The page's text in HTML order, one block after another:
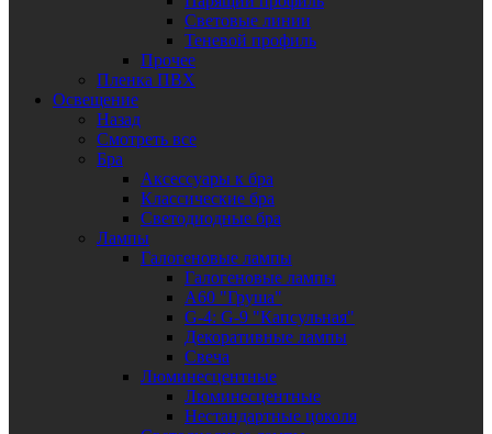
Световые линии
Теневой профиль
Прочее
Пленка ПВХ
Освещение
Назад
Смотреть все
Бра
Аксессуары к бра
Классические бра
Светодиодные бра
Лампы
Галогеновые лампы
Галогеновые лампы
A60 "Груша"
G-4: G-9 "Капсульная"
Декоративные лампы
Свеча
Люминесцентные
Люминесцентные
Нестандартные цоколя